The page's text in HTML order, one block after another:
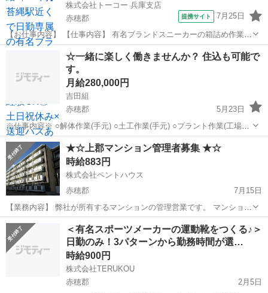
株式会社トーコー 兵庫支店
赤穂郡
提携サイト 7月25日
【お仕事内容】 【仕事内容】 有名ブランドスニーカーの箱詰め作業を
お任せします! 具体的には… 1足ずつスニーカーを箱詰めして頂く な
どのお仕事になります。 簡単軽作業&らくらく座り仕事ですよ♪ 現在
活躍されている方...
仕分け
☆一緒に楽しく働きませんか？ 住込も可能で
す。
月給280,000円
吉田組
赤穂郡
5月23日
※仕事内容※ ○解体作業(手元) ○土工作業(手元) ○プラント作業(工場
内・メンテナンス) ○太陽光(手元) ×その他清掃 ×その他多数有(基本的
には手元) ↑基本的には手元作業がメインです。清掃、片付けなど。
職...
兵庫 赤穂郡 建築
★☆上郡マンション管理者募集 ★☆
時給883円
株式会社ペントハウス
赤穂郡
7月15日
【業務内容】 弊社が所有するマンションの管理営業です。 マンション
の管理業務や、入居者紹介の案内配布、不動産仲介店舗や法人等への
挨拶まわりなどを行っていただきます。 申込みをいただけた場合、1
件あたりの報酬も！ 不動...
兵庫 その他
＜有名スポーツメーカーの運動靴をつくる♪＞
日勤のみ！3パターンから勤務時間が選…
時給900円
株式会社TERUKOU
赤穂郡
2月5日